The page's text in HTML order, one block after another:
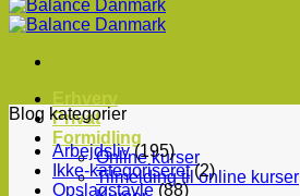
Privat
Formidling
Online kurser
Tilmelding til online kurser
Blog kategorier
Arbejdsliv(195)
Ikke-kategoriseret(2)
Opslagstavle(88)